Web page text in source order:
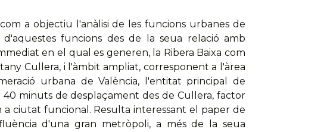
a objectiu l'anàlisi de les funcions urbanes de
funcions des de la seua relació amb
en el qual es generen, la Ribera Baixa com
Cullera, i l'àmbit ampliat, corresponent a l'àrea
urbana de València, l'entitat principal de
minuts de desplaçament des de Cullera, factor
ciutat funcional. Resulta interessant el paper de
d'una gran metròpoli, a més de la seua